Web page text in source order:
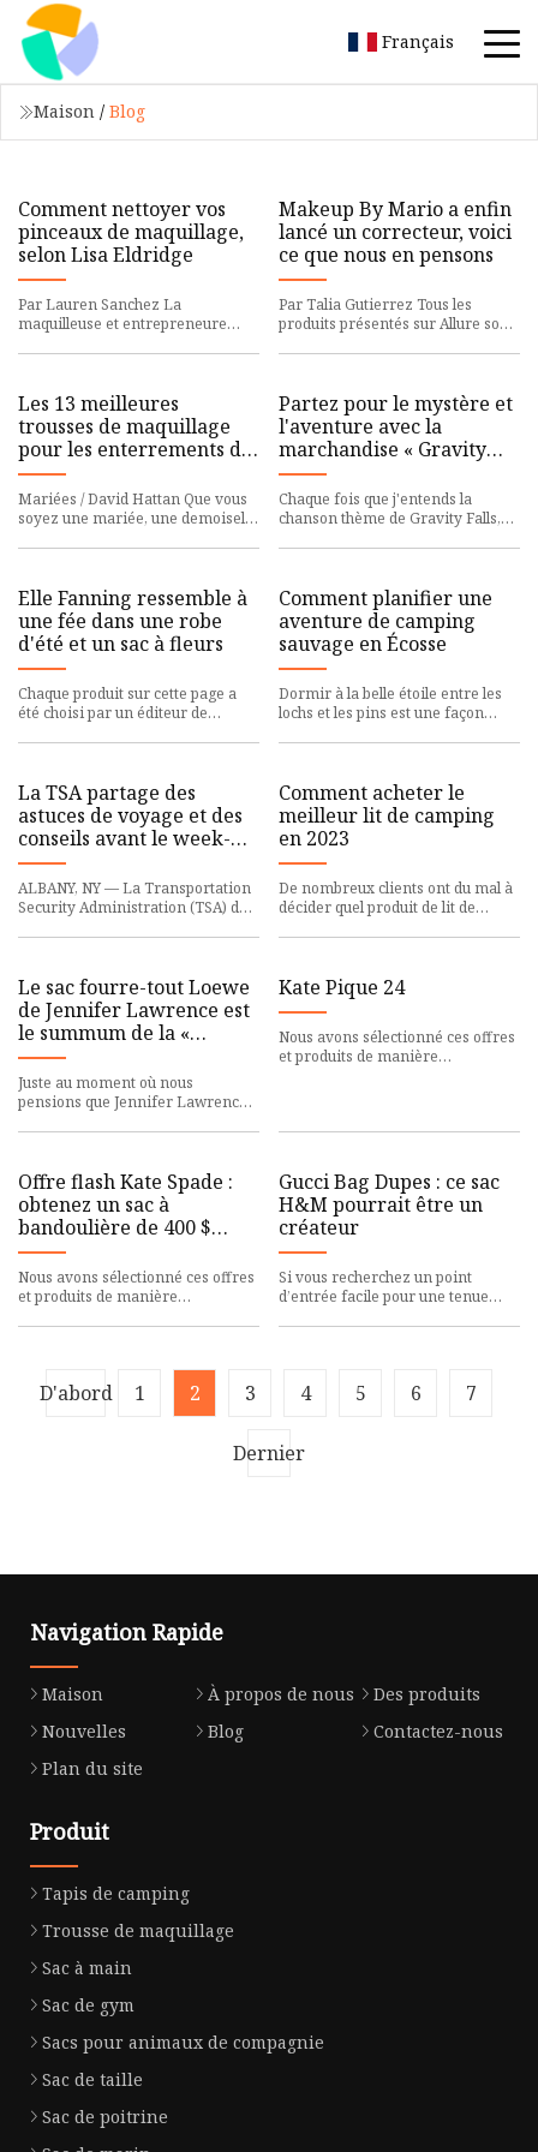
Français
Maison / Blog
Comment nettoyer vos
pinceaux de maquillage,
selon Lisa Eldridge
Par Lauren Sanchez La
maquilleuse et entrepreneure
Makeup By Mario a enfin
lancé un correcteur, voici
ce que nous en pensons
Par Talia Gutierrez Tous les
produits présentés sur Allure sont
Les 13 meilleures
trousses de maquillage
pour les enterrements de
vie de jeune fille, les
mariages et les lunes de
miel
Mariées / David Hattan Que vous
soyez une mariée, une demoiselle
Partez pour le mystère et
l'aventure avec la
marchandise « Gravity
Falls » de BoxLunch
Chaque fois que j'entends la
chanson thème de Gravity Falls,
Elle Fanning ressemble à
une fée dans une robe
d'été et un sac à fleurs
Chaque produit sur cette page a
été choisi par un éditeur de
Comment planifier une
aventure de camping
sauvage en Écosse
Dormir à la belle étoile entre les
lochs et les pins est une façon
La TSA partage des
astuces de voyage et des
conseils avant le week-
end de la fête du Travail
pour les voyageurs
quittant l'aéroport
ALBANY, NY — La Transportation
Security Administration (TSA) de
Comment acheter le
meilleur lit de camping
en 2023
De nombreux clients ont du mal à
décider quel produit de lit de
Le sac fourre-tout Loewe
de Jennifer Lawrence est
le summum de la «
richesse furtive »
Juste au moment où nous
pensions que Jennifer Lawrence
Kate Pique 24
Nous avons sélectionné ces offres
et produits de manière
Offre flash Kate Spade :
obtenez un sac à
bandoulière de 400 $
pour 89 $
Nous avons sélectionné ces offres
et produits de manière
Gucci Bag Dupes : ce sac
H&M pourrait être un
créateur
Si vous recherchez un point
d’entrée facile pour une tenue
D'abord 1 2 3 4 5 6 7
Dernier
Navigation Rapide
Maison À propos de nous
Des produits
Nouvelles
Blog
Contactez-nous
Plan du site
Produit
Tapis de camping
Trousse de maquillage
Sac à main
Sac de gym
Sacs pour animaux de compagnie
Sac de taille
Sac de poitrine